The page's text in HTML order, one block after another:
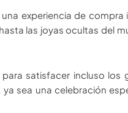
experiencia de compra
las joyas ocultas del
satisfacer incluso los
sea una celebración